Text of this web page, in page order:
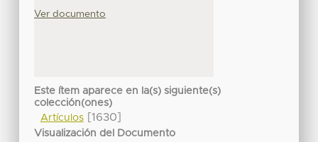
Ver documento
Este ítem aparece en la(s) siguiente(s)
colección(ones)
Artículos[1630]
Visualización del Documento